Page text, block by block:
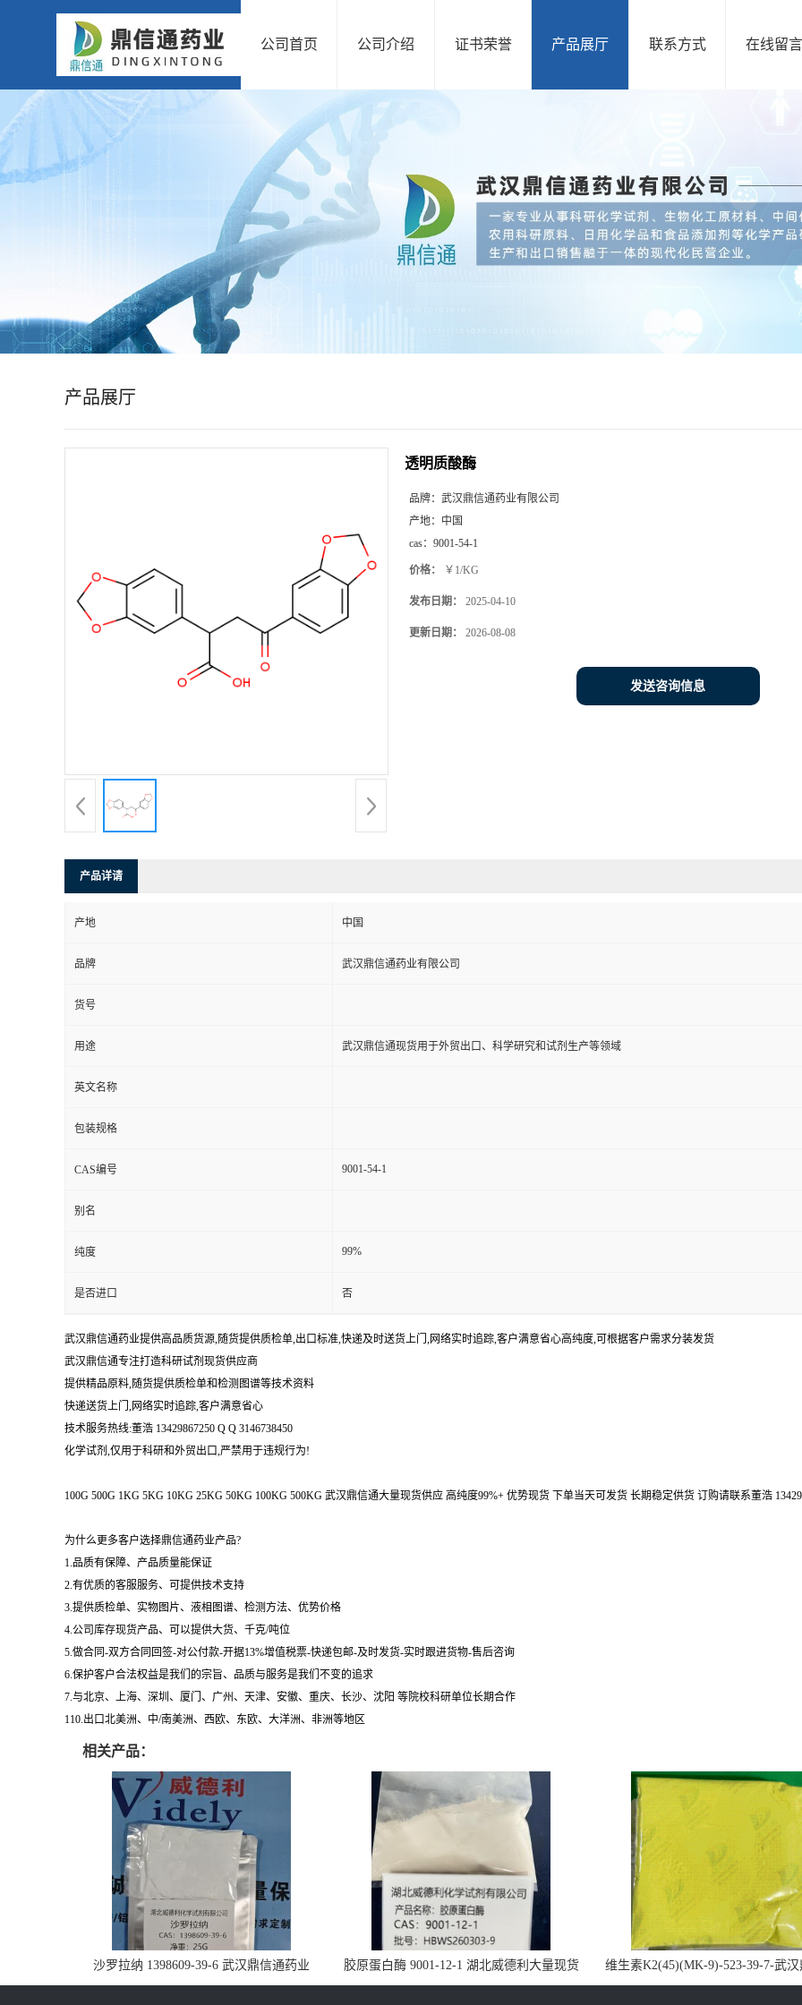
公司首页 公司介绍 证书荣誉 产品展厅 联系方式 在线留言
产品展厅
透明质酸酶
品牌： 武汉鼎信通药业有限公司
产地： 中国
cas： 9001-54-1
价格： ￥1/KG
发布日期： 2025-04-10
更新日期： 2026-08-08
发送咨询信息
产品详请
产地 中国
品牌 武汉鼎信通药业有限公司
货号
用途 武汉鼎信通现货用于外贸出口、科学研究和试剂生产等领域
英文名称
包装规格
CAS编号 9001-54-1
别名
纯度 99%
是否进口 否
武汉鼎信通药业提供高品质货源,随货提供质检单,出口标准,快递及时送货上门,网络实时追踪,客户满意省心高纯度,可根据客户需求分装发货
武汉鼎信通专注打造科研试剂现货供应商
提供精品原料,随货提供质检单和检测图谱等技术资料
快递送货上门,网络实时追踪,客户满意省心
技术服务热线:董浩 13429867250 Q Q 3146738450
化学试剂,仅用于科研和外贸出口,严禁用于违规行为!
100G 500G 1KG 5KG 10KG 25KG 50KG 100KG 500KG 武汉鼎信通大量现货供应 高纯度99%+ 优势现货 下单当天可发货 长期稳定供货 订购请联系董浩
为什么更多客户选择鼎信通药业产品?
1.品质有保障、产品质量能保证
2.有优质的客服服务、可提供技术支持
3.提供质检单、实物图片、液相图谱、检测方法、优势价格
4.公司库存现货产品、可以提供大货、千克/吨位
5.做合同-双方合同回签-对公付款-开据13%增值税票-快递包邮-及时发货-实时跟进货物-售后咨询
6.保护客户合法权益是我们的宗旨、品质与服务是我们不变的追求
7.与北京、上海、深圳、厦门、广州、天津、安徽、重庆、长沙、沈阳 等院校科研单位长期合作
110.出口北美洲、中/南美洲、西欧、东欧、大洋洲、非洲等地区
相关产品：
沙罗拉纳 1398609-39-6 武汉鼎信通药业
胶原蛋白酶 9001-12-1 湖北威德利大量现货
供应
维生素K2(45)(MK-9)-523-39-7-武汉
药业大量现货供应